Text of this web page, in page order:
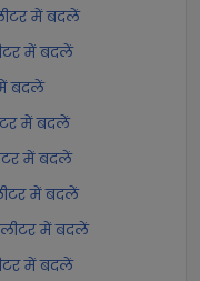
लीटर में बदलें
में बदलें
में बदलें
में बदलें
में बदलें
लीटर में बदलें
लीटर में बदलें
में बदलें